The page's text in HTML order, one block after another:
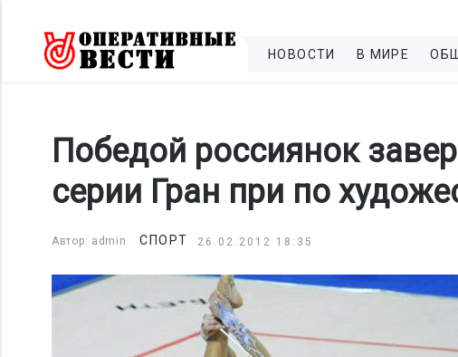
НОВОСТИ В МИРЕ
Победой россиянок
серии Гран при по
Автор: admin СПОРТ 26.02.2012 18:35